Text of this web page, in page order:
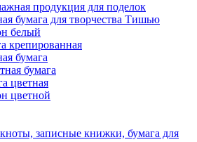
продукция для поделок
бумага для творчества Тишью
белый
крепированная
бумага
бумага
цветная
цветной
записные книжки, бумага для